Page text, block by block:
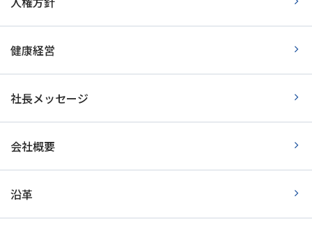
健康経営
社長メッセージ
会社概要
沿革